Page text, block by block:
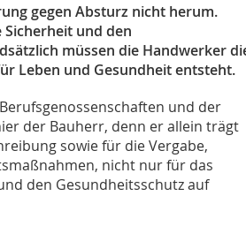
gegen Absturz nicht herum.
und den
müssen die Handwerker
Leben und Gesundheit entsteht.
und der
der Bauherr, denn er allein trägt
sowie für die Vergabe,
nicht nur für das
den Gesundheitsschutz auf